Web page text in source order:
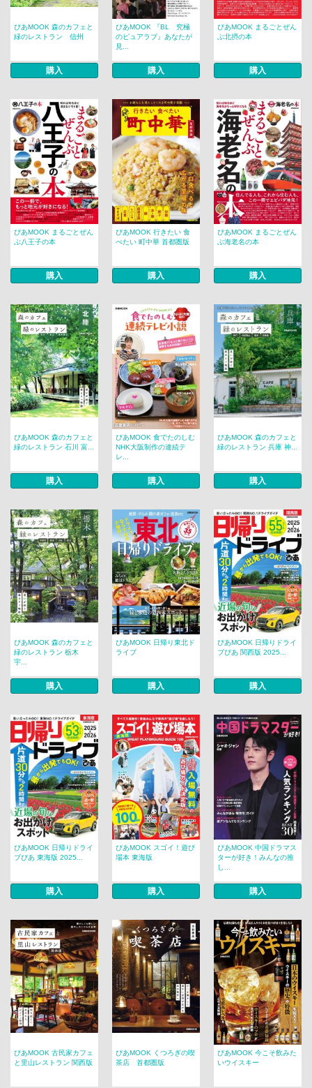
ぴあMOOK 森のカフェと
緑のレストラン 信州
購入
ぴあMOOK 『BL 究極
のピュアラブ』あなたが
見...
購入
ぴあMOOK まるごとぜん
ぶ北摂の本
購入
ぴあMOOK まるごとぜん
ぶ八王子の本
購入
ぴあMOOK 行きたい 食
べたい 町中華 首都圏版
購入
ぴあMOOK まるごとぜん
ぶ海老名の本
購入
ぴあMOOK 森のカフェと
緑のレストラン 石川 富...
購入
ぴあMOOK 食でたのしむ
NHK大阪制作の連続テ
レ...
購入
ぴあMOOK 森のカフェと
緑のレストラン 兵庫 神...
購入
ぴあMOOK 森のカフェと
緑のレストラン 栃木
宇...
購入
ぴあMOOK 日帰り東北ド
ライブ
購入
ぴあMOOK 日帰りドライ
ブぴあ 関西版 2025...
購入
ぴあMOOK 日帰りドライ
ブぴあ 東海版 2025...
購入
ぴあMOOK スゴイ！遊び
場本 東海版
購入
ぴあMOOK 中国ドラマス
ターが好き！みんなの推
し...
購入
ぴあMOOK 古民家カフェ
と里山レストラン 関西版
ぴあMOOK くつろぎの喫
茶店 首都圏版
ぴあMOOK 今こそ飲みた
いウイスキー